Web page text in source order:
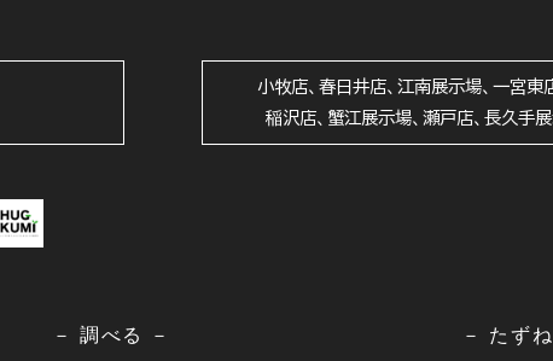
小牧店、春日井店、江南展示場、一宮東
稲沢店、蟹江展示場、瀬戸店、長久手
－ 調べる － － たず